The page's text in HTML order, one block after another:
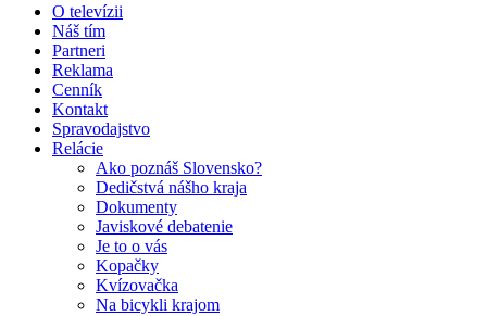
O televízii
Náš tím
Partneri
Reklama
Cenník
Kontakt
Spravodajstvo
Relácie
Ako poznáš Slovensko?
Dedičstvá nášho kraja
Dokumenty
Javiskové debatenie
Je to o vás
Kopačky
Kvízovačka
Na bicykli krajom